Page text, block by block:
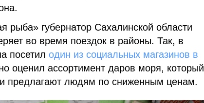
рыба» губернатор Сахалинской области
во время поездок в районы. Так, в
посетил один из социальных магазинов в
оценил ассортимент даров моря, который
предлагают людям по сниженным ценам.